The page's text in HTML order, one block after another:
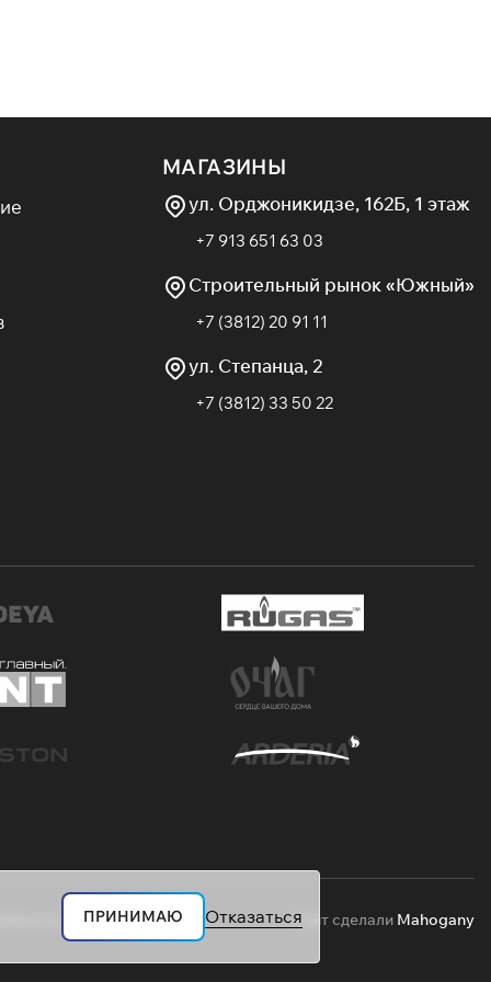
МАГАЗИНЫ
ул. Орджоникидзе, 162Б, 1 этаж
+7 913 651 63 03
Строительный рынок «Южный»
+7 (3812) 20 91 11
ул. Степанца, 2
+7 (3812) 33 50 22
Сайт сделали Mahogany
ПРИНИМАЮ Отказаться